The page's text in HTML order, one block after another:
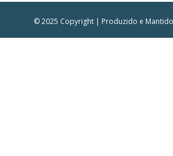
© 2025 Copyright | Produzido e